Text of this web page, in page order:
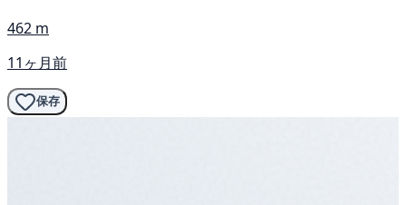
462 m
11ヶ月前
保存